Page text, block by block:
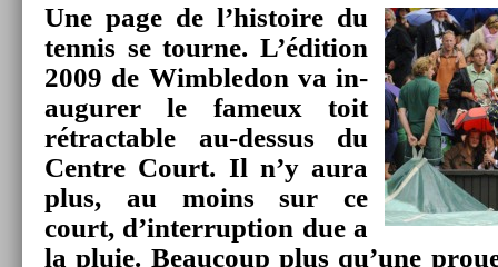
Une page de l’his­toire du
ten­nis se tour­ne. L’édi­tion
2009 de Wimbledon va in­
augur­er le fameux toit
rétract­able au-dessus du
Centre Court. Il n’y aura
plus, au moins sur ce
court, d’in­terrup­tion due a
la pluie. Be­aucoup plus qu’une